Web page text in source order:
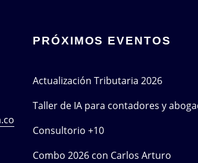
PRÓXIMOS EVENTOS
Actualización Tributaria 2026
Taller de IA para contadores y
Consultorio +10
Combo 2026 con Carlos Arturo